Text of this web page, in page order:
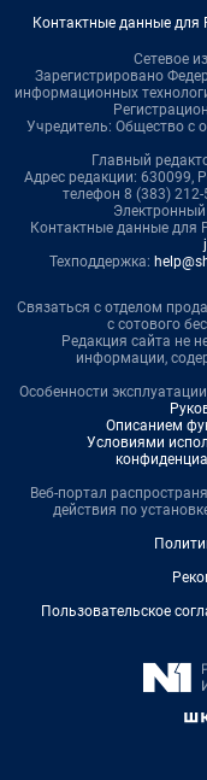
Контактные данные для
Сетевое
Зарегистрировано
информационных
Учредитель: Общество с
Главный
Адрес редакции: 630099,
телефон 8 (383) 212-
Контактные данные для
Техподдержка:
Связаться с отделом
с сотового
Редакция сайта не
информации,
Особенности
Описанием
Условиями
Веб-портал
действия по
Пользовательское